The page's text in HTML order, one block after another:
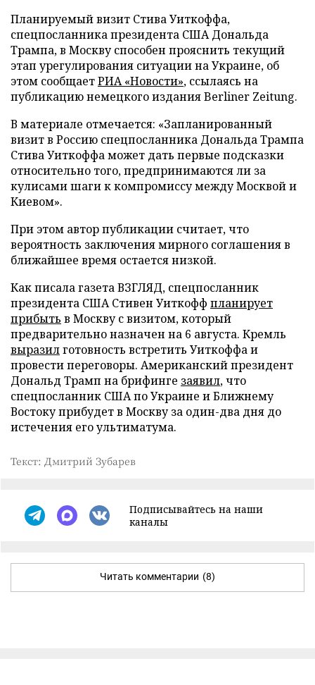
Планируемый визит Стива Уиткоффа,
спецпосланника президента США Дональда
Трампа, в Москву способен прояснить текущий
этап урегулирования ситуации на Украине, об
этом сообщаетРИА «Новости», ссылаясь на
публикацию немецкого издания Berliner Zeitung.
В материале отмечается: «Запланированный
визит в Россию спецпосланника Дональда Трампа
Стива Уиткоффа может дать первые подсказки
относительно того, предпринимаются ли за
кулисами шаги к компромиссу между Москвой и
Киевом».
При этом автор публикации считает, что
вероятность заключения мирного соглашения в
ближайшее время остается низкой.
Как писала газета ВЗГЛЯД, спецпосланник
президента США Стивен Уиткофф планирует
прибыть в Москву с визитом, который
предварительно назначен на 6 августа. Кремль
выразилготовность встретить Уиткоффа и
провести переговоры. Американский президент
Дональд Трамп на брифинге заявил, что
спецпосланник США по Украине и Ближнему
Востоку прибудет в Москву за один-два дня до
истечения его ультиматума.
Текст: Дмитрий Зубарев
Подписывайтесь на наши
каналы
Читать комментарии (8)